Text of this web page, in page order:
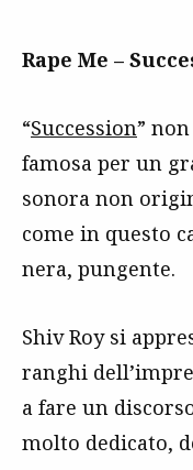
Rape Me –
“Succession”
famosa per un
sonora non
come in questo
nera, pungente.
Shiv Roy si
ranghi
a fare un
molto dedicato,